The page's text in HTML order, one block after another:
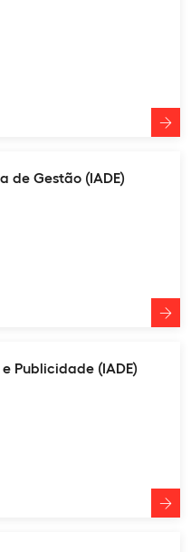
de Gestão (IADE)
Publicidade (IADE)